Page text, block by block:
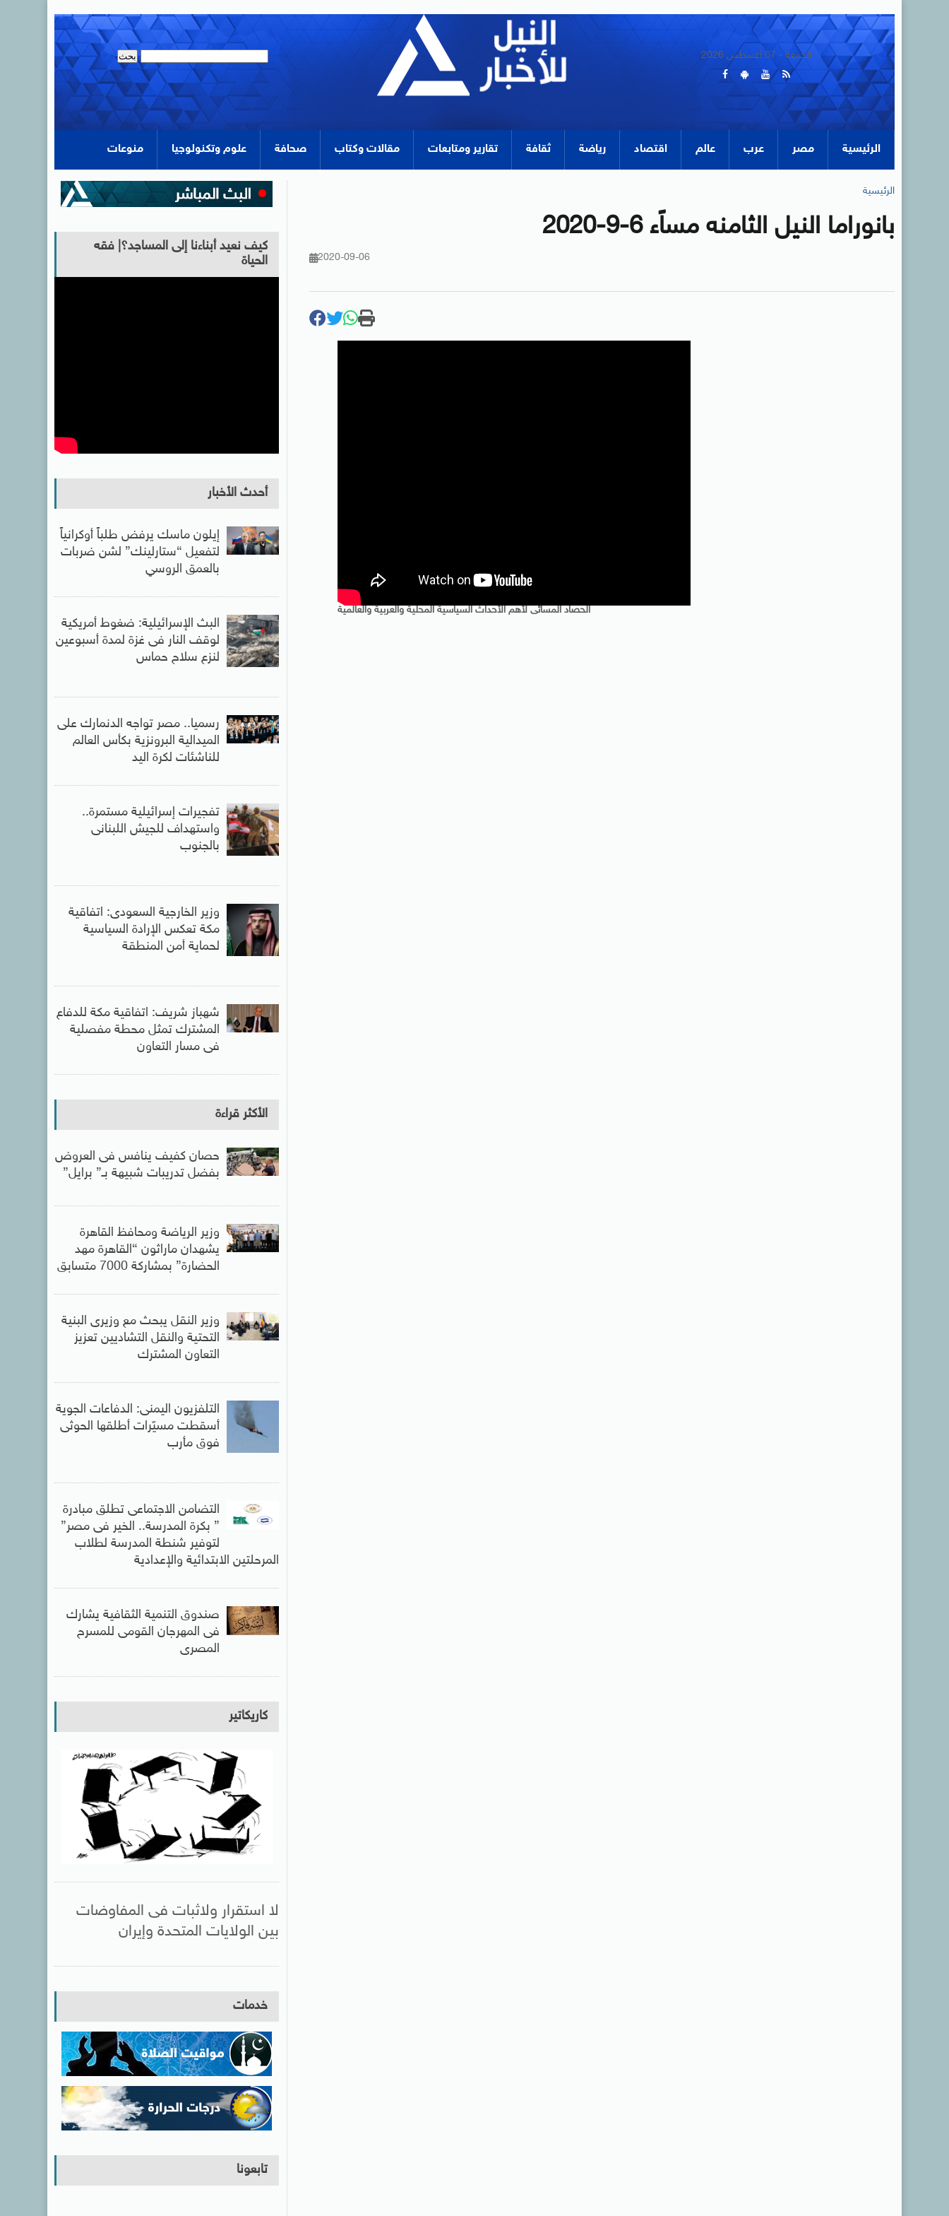
الجمعة - 07 أغسطس 2026
الرئيسية مصر عرب عالم اقتصاد رياضة ثقافة تقارير ومتابعات مقالات وكتاب صحافة علوم وتكنولوجيا منوعات
الرئيسية
بانوراما النيل الثامنه مساًء 6-9-2020
2020-09-06
الحصاد المسائى لأهم الأحداث السياسية المحلية والعربية والعالمية
كيف نعيد أبناءنا إلى المساجد؟| فقه
الحياة
أحدث الأخبار
إيلون ماسك يرفض طلباً أوكرانياً
لتفعيل “ستارلينك” لشن ضربات
بالعمق الروسي
البث الإسرائيلية: ضغوط أمريكية
لوقف النار فى غزة لمدة أسبوعين
لنزع سلاح حماس
رسميا.. مصر تواجه الدنمارك على
الميدالية البرونزية بكأس العالم
للناشئات لكرة اليد
تفجيرات إسرائيلية مستمرة..
واستهداف للجيش اللبنانى
بالجنوب
وزير الخارجية السعودى: اتفاقية
مكة تعكس الإرادة السياسية
لحماية أمن المنطقة
شهباز شريف: اتفاقية مكة للدفاع
المشترك تمثل محطة مفصلية
فى مسار التعاون
الأكثر قراءة
حصان كفيف ينافس فى العروض
بفضل تدريبات شبيهة بـ” برايل”
وزير الرياضة ومحافظ القاهرة
يشهدان ماراثون “القاهرة مهد
الحضارة” بمشاركة 7000 متسابق
وزير النقل يبحث مع وزيرى البنية
التحتية والنقل التشاديين تعزيز
التعاون المشترك
التلفزيون اليمنى: الدفاعات الجوية
أسقطت مسيّرات أطلقها الحوثى
فوق مأرب
التضامن الاجتماعى تطلق مبادرة
” بكرة المدرسة.. الخير فى مصر”
لتوفير شنطة المدرسة لطلاب
المرحلتين الابتدائية والإعدادية
صندوق التنمية الثقافية يشارك
فى المهرجان القومى للمسرح
المصرى
كاريكاتير
لا استقرار ولاثبات فى المفاوضات
بين الولايات المتحدة وإيران
خدمات
تابعونا